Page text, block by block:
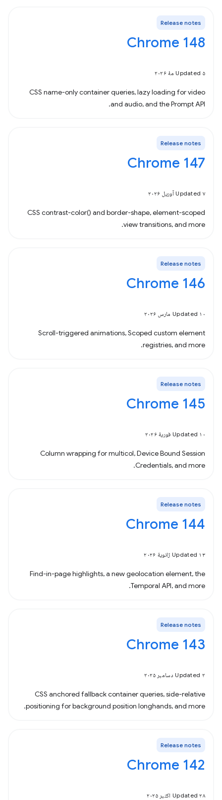
Release notes
Chrome 148
Updated ۵ مهٔ ۲۰۲۶
CSS name-only container queries, lazy loading for video
and audio, and the Prompt API.
Release notes
Chrome 147
Updated ۷ آوریل ۲۰۲۶
CSS contrast-color() and border-shape, element-scoped
view transitions, and more.
Release notes
Chrome 146
Updated ۱۰ مارس ۲۰۲۶
Scroll-triggered animations, Scoped custom element
registries, and more.
Release notes
Chrome 145
Updated ۱۰ فوریهٔ ۲۰۲۶
Column wrapping for multicol, Device Bound Session
Credentials, and more.
Release notes
Chrome 144
Updated ۱۳ ژانویهٔ ۲۰۲۶
Find-in-page highlights, a new geolocation element, the
Temporal API, and more.
Release notes
Chrome 143
Updated ۲ دسامبر ۲۰۲۵
CSS anchored fallback container queries, side-relative
positioning for background position longhands, and more.
Release notes
Chrome 142
Updated ۲۸ اکتبر ۲۰۲۵